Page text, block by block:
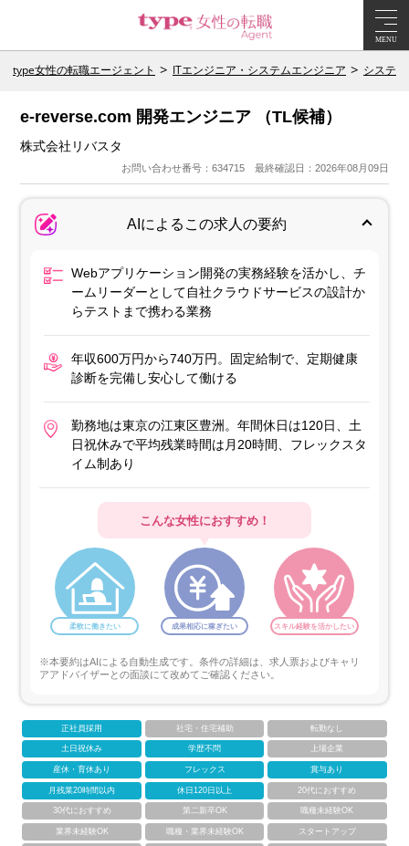
MENU
type女性の転職エージェント ITエンジニア・システムエンジニア システ
e-reverse.com 開発エンジニア （TL候補）
株式会社リバスタ
お問い合わせ番号：634715 最終確認日：2026年08月09日
AIによるこの求人の要約
Webアプリケーション開発の実務経験を活かし、チ
ームリーダーとして自社クラウドサービスの設計か
らテストまで携わる業務
年収600万円から740万円。固定給制で、定期健康
診断を完備し安心して働ける
勤務地は東京の江東区豊洲。年間休日は120日、土
日祝休みで平均残業時間は月20時間、フレックスタ
イム制あり
こんな女性におすすめ！
柔軟に働きたい 成果相応に稼ぎたい スキル経験を活かしたい
※本要約はAIによる自動生成です。条件の詳細は、求人票およびキャリ
アアドバイザーとの面談にて改めてご確認ください。
正社員採用 社宅・住宅補助 転勤なし
土日祝休み 学歴不問 上場企業
産休・育休あり フレックス 賞与あり
月残業20時間以内 休日120日以上 20代におすすめ
30代におすすめ 第二新卒OK 職種未経験OK
業界未経験OK 職種・業界未経験OK スタートアップ